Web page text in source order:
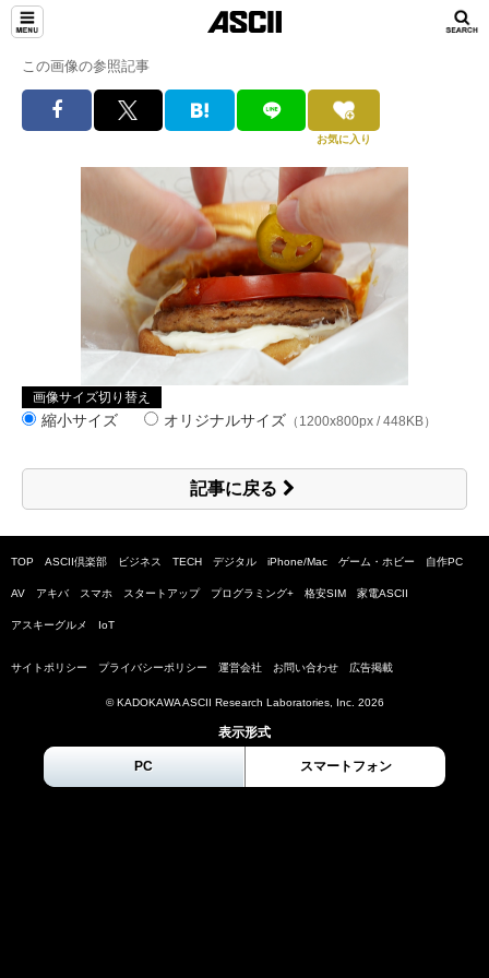
この画像の参照記事
お気に入り
画像サイズ切り替え
縮小サイズ オリジナルサイズ （1200x800px / 448KB）
記事に戻る
TOP ASCII倶楽部 ビジネス TECH デジタル iPhone/Mac ゲーム・ホビー 自作PC
AV アキバ スマホ スタートアップ プログラミング+ 格安SIM 家電ASCII
アスキーグルメ IoT
サイトポリシー プライバシーポリシー 運営会社 お問い合わせ 広告掲載
© KADOKAWA ASCII Research Laboratories, Inc. 2026
表示形式
PC スマートフォン